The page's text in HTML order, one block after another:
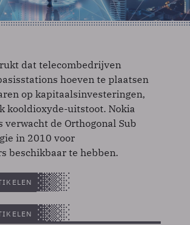
dat telecombedrijven
hoeven te plaatsen
op kapitaalsinvesteringen,
kooldioxyde-uitstoot. Nokia
verwacht de Orthogonal Sub
in 2010 voor
beschikbaar te hebben.